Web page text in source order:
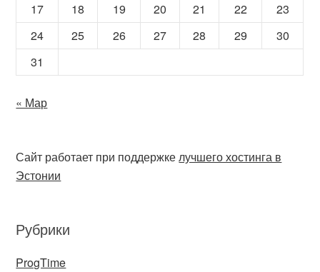
17
18 19 20 21 22
23
24
25 26 27 28 29
30
31
« Мар
Сайт работает при поддержкелучшего хостинга в
Эстонии
Рубрики
ProgTime